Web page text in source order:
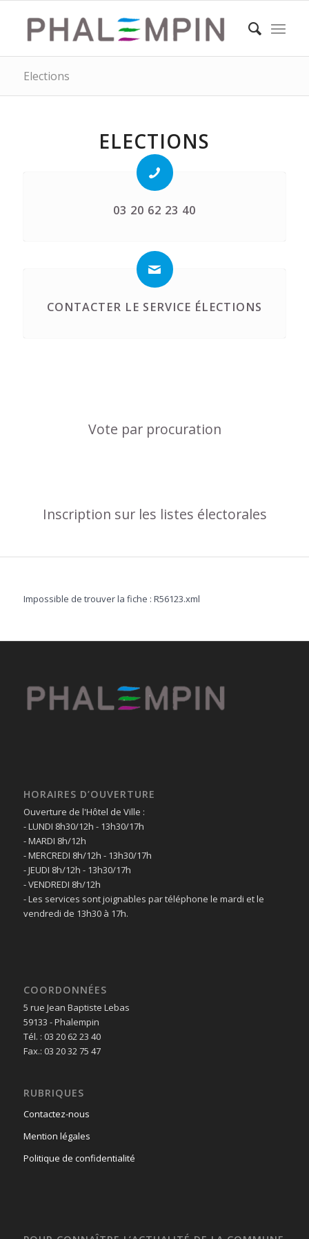
Elections
ELECTIONS
03 20 62 23 40
CONTACTER LE SERVICE ÉLECTIONS
Vote par procuration
Inscription sur les listes électorales
Impossible de trouver la fiche : R56123.xml
HORAIRES D’OUVERTURE
Ouverture de l'Hôtel de Ville :
- LUNDI 8h30/12h - 13h30/17h
- MARDI 8h/12h
- MERCREDI 8h/12h - 13h30/17h
- JEUDI 8h/12h - 13h30/17h
- VENDREDI 8h/12h
- Les services sont joignables par téléphone le mardi et le
vendredi de 13h30 à 17h.
COORDONNÉES
5 rue Jean Baptiste Lebas
59133 - Phalempin
Tél. : 03 20 62 23 40
Fax.: 03 20 32 75 47
RUBRIQUES
Contactez-nous
Mention légales
Politique de confidentialité